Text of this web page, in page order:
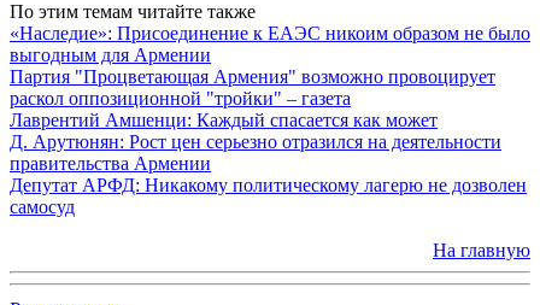
По этим темам читайте также
«Наследие»: Присоединение к ЕАЭС никоим образом не было
выгодным для Армении
Партия "Процветающая Армения" возможно провоцирует
раскол оппозиционной "тройки" – газета
Лаврентий Амшенци: Каждый спасается как может
Д. Арутюнян: Рост цен серьезно отразился на деятельности
правительства Армении
Депутат АРФД: Никакому политическому лагерю не дозволен
самосуд
На главную